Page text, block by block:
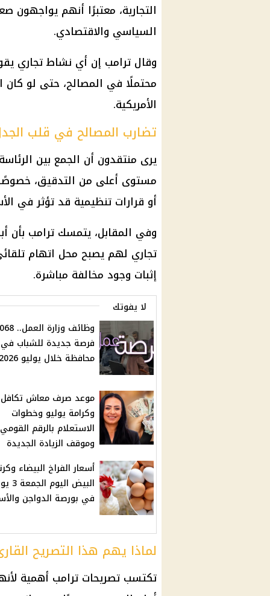
التجارية، معتبرًا أنهم يواجهون
السياسي والاقتصادي.
وقال ترامب إن أي نشاط تجاري
محتملًا في المصالح، حتى لو كان
الأمريكية.
تضارب المصالح في قلب
يرى منتقدون أن الجمع بين
مستوى أعلى من التدقيق،
أو قرارات تنظيمية قد تؤثر في
وفي المقابل، يتمسك ترامب بأن
تجاري لهم يصبح محل اتهام
إثبات وجود مخالفة مباشرة.
لا يفوتك
وظائف وزارة
محافظة خلال يوليو 2026
موعد صرف معاش تكافل
وكرامة يوليو وخطوات
الاستعلام بالرقم القومي
وموقف الزيادة الجديدة
أسعار الفراخ البيضاء
البيض
في بورصة الدواجن
لماذا يهم هذا التصريح
تكتسب تصريحات ترامب أهمية